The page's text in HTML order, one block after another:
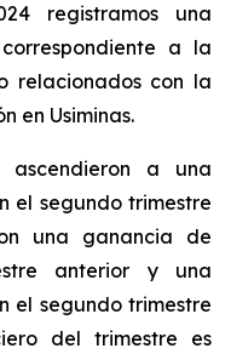
registramos una
a la
relacionados con la
en Usiminas.
ascendieron a una
el segundo trimestre
una ganancia de
anterior y una
el segundo trimestre
del trimestre es